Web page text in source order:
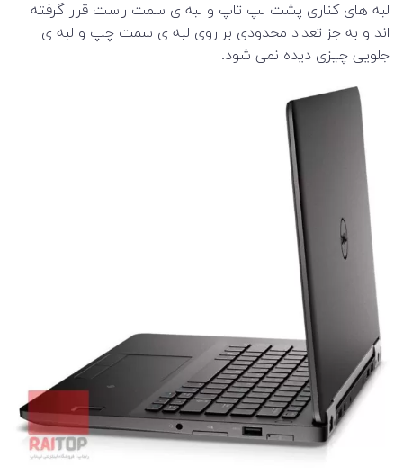
لبه های کناری پشت لپ تاپ و لبه ی سمت راست قرار گرفته
اند و به جز تعداد محدودی بر روی لبه ی سمت چپ و لبه ی
جلویی چیزی دیده نمی شود.